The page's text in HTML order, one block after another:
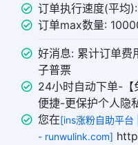
订单执行速度(平均
订单max数量:
好消息: 累计订单
子普票
24小时自动下单-【
便捷-更保护个人隐
您在[ins涨粉自助平
- runwulink.com]